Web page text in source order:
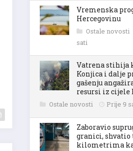
Vremenska
Hercegovinu
Ostale novosti
sati
Vatrena stihija
Konjica i dalje
gašenju
resursi iz cijele
Ostale novosti Prije 9
Zaboravio
granici, shvatio
kilometrima